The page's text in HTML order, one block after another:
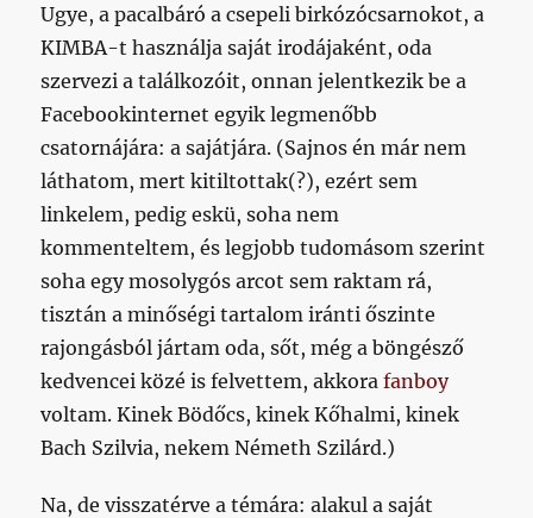
Ugye, a pacalbáró a csepeli birkózócsarnokot, a
KIMBA-t használja saját irodájaként, oda
szervezi a találkozóit, onnan jelentkezik be a
Facebookinternet egyik legmenőbb
csatornájára: a sajátjára. (Sajnos én már nem
láthatom, mert kitiltottak(?), ezért sem
linkelem, pedig eskü, soha nem
kommenteltem, és legjobb tudomásom szerint
soha egy mosolygós arcot sem raktam rá,
tisztán a minőségi tartalom iránti őszinte
rajongásból jártam oda, sőt, még a böngésző
kedvencei közé is felvettem, akkorafanboy
voltam. Kinek Bödőcs, kinek Kőhalmi, kinek
Bach Szilvia, nekem Németh Szilárd.)
Na, de visszatérve a témára: alakul a saját